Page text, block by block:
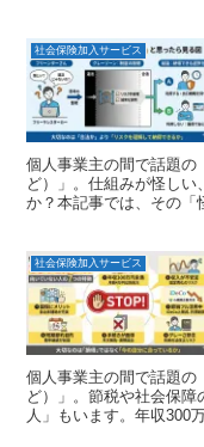
社会保険加入サービス
個人事業主の間で話題の
ど）」。仕組みが怪し
か？本記事では、その「
社会保険加入サービス
個人事業主の間で話題の
ど）」。節税や社会保
人」もいます。年収300